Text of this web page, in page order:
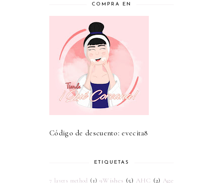
COMPRA EN
Código de descuento: evecita8
ETIQUETAS
7 layers method (1) 9Wishes (5) AHC (2) Age